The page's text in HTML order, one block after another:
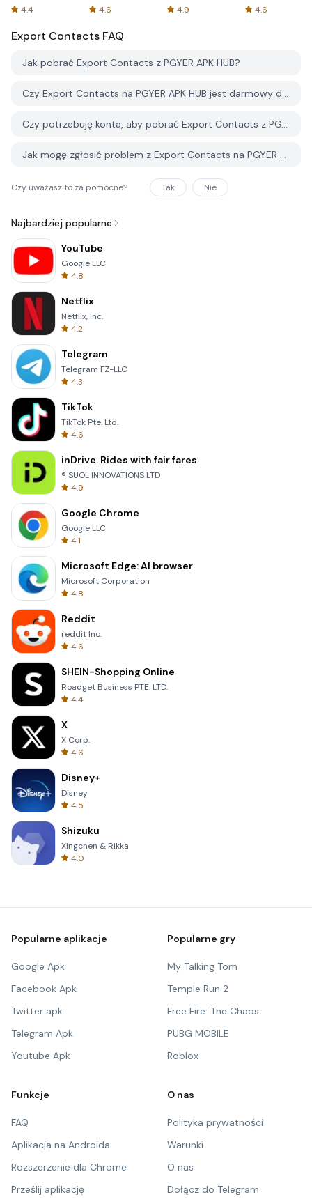
4.4
Spreadsheets
4.6 4.9
AFTVnews
4.6
Export Contacts FAQ
Jak pobrać Export Contacts z PGYER APK HUB?
Czy Export Contacts na PGYER APK HUB jest darmowy do pobrania?
Czy potrzebuję konta, aby pobrać Export Contacts z PGYER APK HUB?
Jak mogę zgłosić problem z Export Contacts na PGYER APK HUB?
Czy uważasz to za pomocne? Tak Nie
Najbardziej popularne
YouTube
Google LLC
4.8
Netflix
Netflix, Inc.
4.2
Telegram
Telegram FZ-LLC
4.3
TikTok
TikTok Pte. Ltd.
4.6
inDrive. Rides with fair fares
® SUOL INNOVATIONS LTD
4.9
Google Chrome
Google LLC
4.1
Microsoft Edge: AI browser
Microsoft Corporation
4.8
Reddit
reddit Inc.
4.6
SHEIN-Shopping Online
Roadget Business PTE. LTD.
4.4
X
X Corp.
4.6
Disney+
Disney
4.5
Shizuku
Xingchen & Rikka
4.0
Popularne aplikacje
Google Apk
Facebook Apk
Twitter apk
Telegram Apk
Youtube Apk
Popularne gry
My Talking Tom
Temple Run 2
Free Fire: The Chaos
PUBG MOBILE
Roblox
Funkcje
FAQ
Aplikacja na Androida
Rozszerzenie dla Chrome
Prześlij aplikację
O nas
Polityka prywatności
Warunki
O nas
Dołącz do Telegram